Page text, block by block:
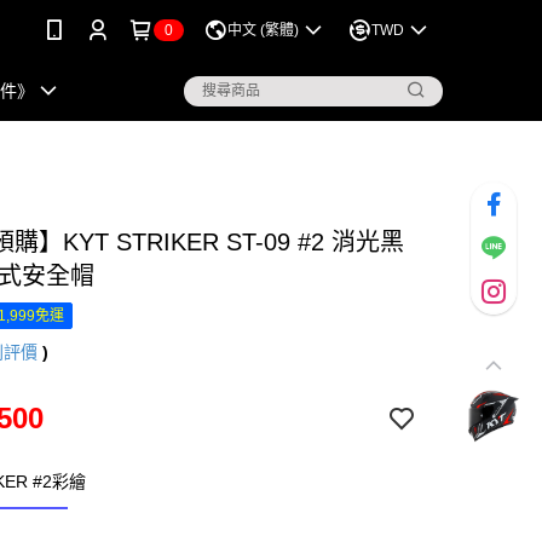
0 中文 (繁體) TWD
》
購】KYT STRIKER ST-09 #2 消光黑
安全帽
免運
評價 )
#2彩繪